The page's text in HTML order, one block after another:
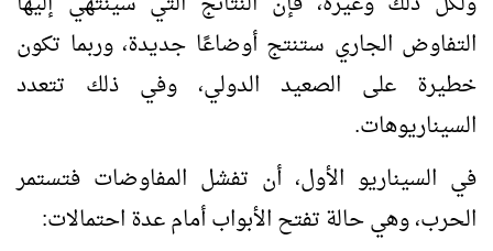
التفاوض الجاري ستنتج أوضاعًا جديدة، وربما تكون
خطيرة على الصعيد الدولي، وفي ذلك تتعدد
السيناريوهات.
في السيناريو الأول، أن تفشل المفاوضات فتستمر
الحرب، وهي حالة تفتح الأبواب أمام عدة احتمالات: